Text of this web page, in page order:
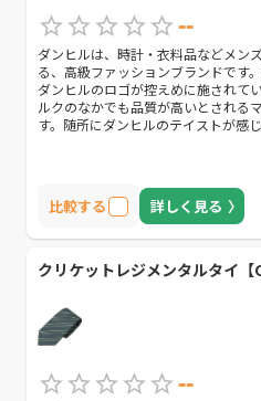
--
ダンヒルは、時計・衣料品などメン
る、高級ファッションブランドです
ダンヒルのロゴが控えめに施されて
ルクのなかでも品質が高いとされる
す。随所にダンヒルのテイストが感じ
比較する 詳しく見る
クリケットレジメンタルタイ【
--